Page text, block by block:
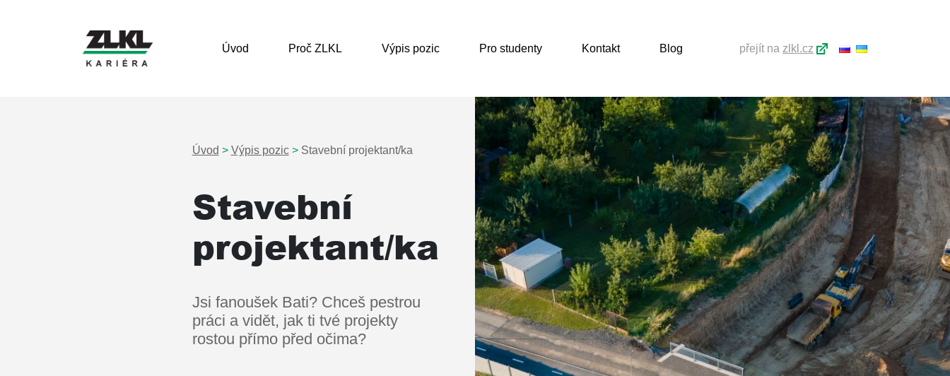
Hlavní navigace Úvod Proč ZLKL Výpis pozic Pro studenty Kontakt Blog přejít na zlkl.cz
Úvod > Výpis pozic> Stavební projektant/ka
Stavební
projektant/ka
Jsi fanoušek Bati? Chceš pestrou
práci a vidět, jak ti tvé projekty
rostou přímo před očima?